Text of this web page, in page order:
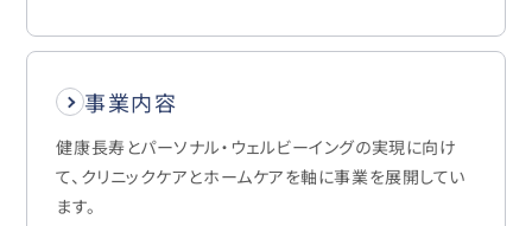
事業内容
健康長寿とパーソナル・ウェルビーイングの実現に向け
て、クリニックケアとホームケアを軸に事業を展開してい
ます。